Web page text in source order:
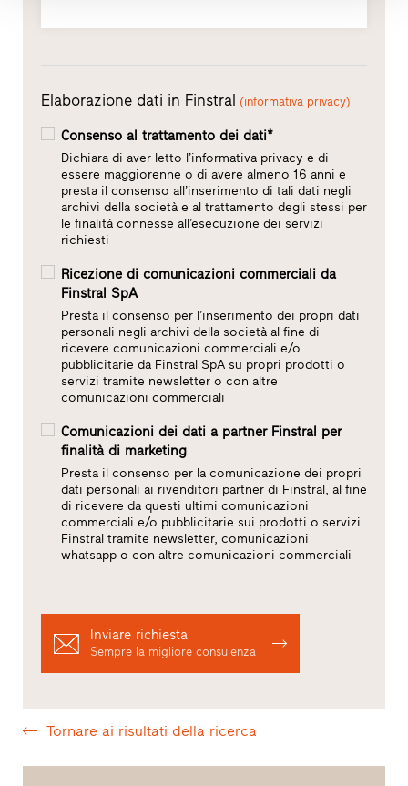
Elaborazione dati in Finstral (informativa privacy)
Consenso al trattamento dei dati*
Dichiara di aver letto l’informativa privacy e di
essere maggiorenne o di avere almeno 16 anni e
presta il consenso all’inserimento di tali dati negli
archivi della società e al trattamento degli stessi per
le finalità connesse all’esecuzione dei servizi
richiesti
Ricezione di comunicazioni commerciali da
Finstral SpA
Presta il consenso per l’inserimento dei propri dati
personali negli archivi della società al fine di
ricevere comunicazioni commerciali e/o
pubblicitarie da Finstral SpA su propri prodotti o
servizi tramite newsletter o con altre
comunicazioni commerciali
Comunicazioni dei dati a partner Finstral per
finalità di marketing
Presta il consenso per la comunicazione dei propri
dati personali ai rivenditori partner di Finstral, al fine
di ricevere da questi ultimi comunicazioni
commerciali e/o pubblicitarie sui prodotti o servizi
Finstral tramite newsletter, comunicazioni
whatsapp o con altre comunicazioni commerciali
Inviare richiesta
Sempre la migliore consulenza
Tornare ai risultati della ricerca